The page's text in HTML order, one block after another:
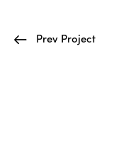
Prev Project